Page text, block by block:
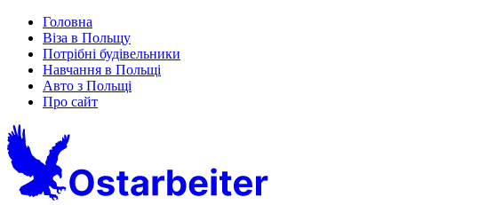
Головна
Віза в Польщу
Потрібні будівельники
Навчання в Польщі
Авто з Польщі
Про сайт